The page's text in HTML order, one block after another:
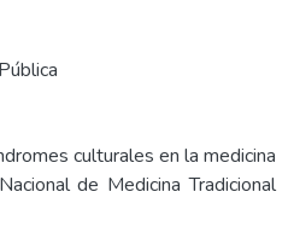
culturales en la medicina
de Medicina Tradicional